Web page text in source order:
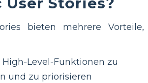
bieten mehrere Vorteile,
High-Level-Funktionen zu
und zu priorisieren